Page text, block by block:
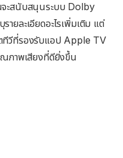
ะสนับสนุนระบบ Dolby
ยละเอียดอะไรเพิ่มเติม แต่
ทีวีที่รองรับแอป Apple TV
ภาพเสียงที่ดียิ่งขึ้น